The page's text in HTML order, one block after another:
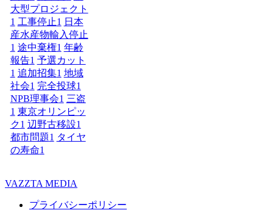
大型プロジェクト
1 工事停止1 日本
産水産物輸入停止
1 途中棄権1 年齢
報告1 予選カット
1 追加招集1 地域
社会1 完全投球1
NPB理事会1 三盗
1 東京オリンピッ
ク1 辺野古移設1
都市問題1 タイヤ
の寿命1
VAZZTA MEDIA
プライバシーポリシー